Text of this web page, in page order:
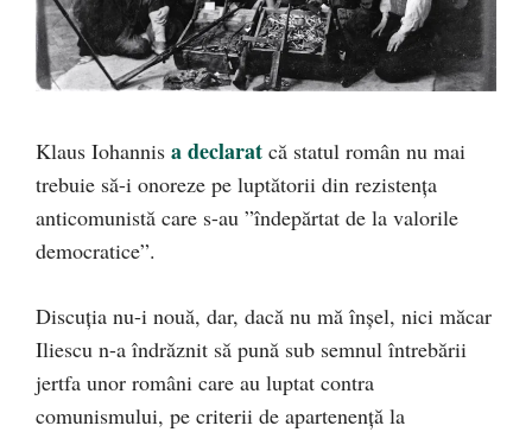
Klaus Iohannis a declarat că statul român nu mai
trebuie să-i onoreze pe luptătorii din rezistența
anticomunistă care s-au ”îndepărtat de la valorile
democratice”.
Discuția nu-i nouă, dar, dacă nu mă înșel, nici măcar
Iliescu n-a îndrăznit să pună sub semnul întrebării
jertfa unor români care au luptat contra
comunismului, pe criterii de apartenență la